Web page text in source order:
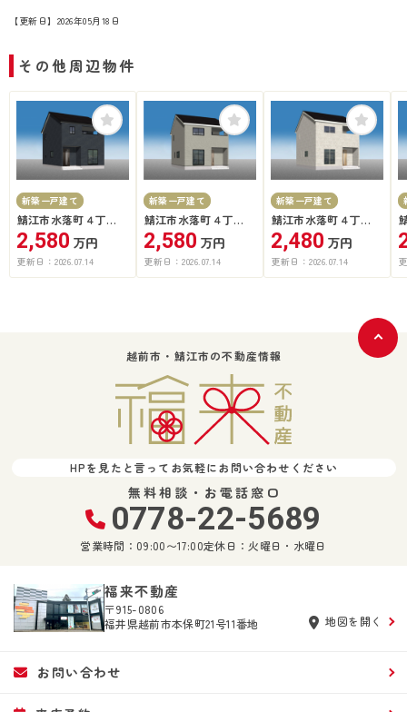
【更新日】2026年05月18日
その他周辺物件
新築一戸建て
鯖江市水落町４丁
目 第6-3号棟
2,580 万円
更新日： 2026.07.14
新築一戸建て
鯖江市水落町４丁
目 第６-4号棟
2,580 万円
更新日： 2026.07.14
新築一戸建て
鯖江市水落町４丁
目 第６-2号棟
2,480 万円
更新日： 2026.07.14
越前市・鯖江市の不動産情報
HPを見たと言ってお気軽にお問い合わせください
無料相談・お電話窓口
0778-22-5689
営業時間：09:00〜17:00定休日：火曜日・水曜日
福来不動産
〒915-0806
福井県越前市本保町21号11番地
地図を開く
お問い合わせ